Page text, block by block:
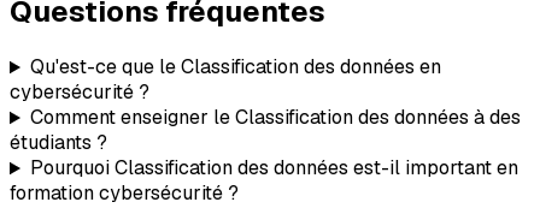
Questions fréquentes
Qu'est-ce que le Classification des données en
cybersécurité ?
Comment enseigner le Classification des données à des
étudiants ?
Pourquoi Classification des données est-il important en
formation cybersécurité ?